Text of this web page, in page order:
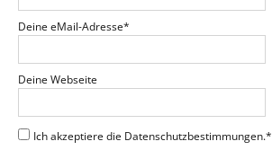
Deine eMail-Adresse*
Deine Webseite
Ich akzeptiere die Datenschutzbestimmungen.*